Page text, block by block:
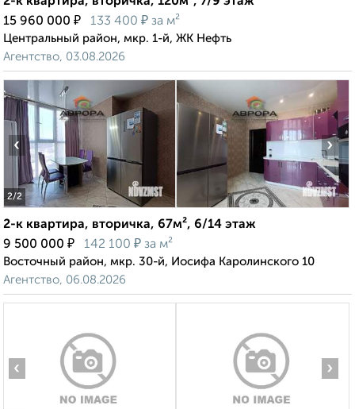
15 960 000 ₽ 133 400 ₽ за м²
Центральный район, мкр. 1-й, ЖК Нефть
Агентство, 03.08.2026
2/2
‹ ›
2-к квартира, вторичка, 67м², 6/14 этаж
9 500 000 ₽ 142 100 ₽ за м²
Восточный район, мкр. 30-й, Иосифа Каролинского 10
Агентство, 06.08.2026
‹ ›